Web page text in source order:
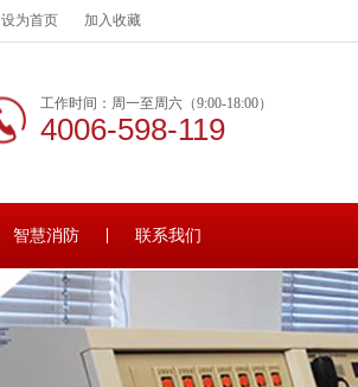
设为首页 加入收藏
工作时间：周一至周六（9:00-18:00）
4006-598-119
智慧消防 联系我们